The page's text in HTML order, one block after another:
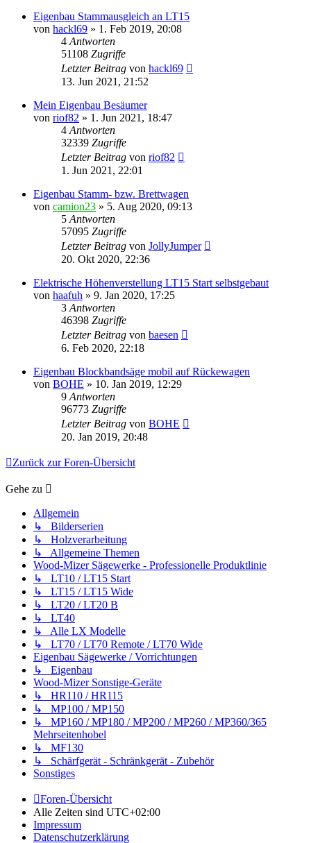
Eigenbau Stammausgleich an LT15
von hackl69 » 1. Feb 2019, 20:08
4 Antworten
51108 Zugriffe
Letzter Beitrag von hackl69
13. Jun 2021, 21:52
Mein Eigenbau Besäumer
von riof82 » 1. Jun 2021, 18:47
4 Antworten
32339 Zugriffe
Letzter Beitrag von riof82
1. Jun 2021, 22:01
Eigenbau Stamm- bzw. Brettwagen
von camion23 » 5. Aug 2020, 09:13
5 Antworten
57095 Zugriffe
Letzter Beitrag von JollyJumper
20. Okt 2020, 22:36
Elektrische Höhenverstellung LT15 Start selbstgebaut
von haafuh » 9. Jan 2020, 17:25
3 Antworten
46398 Zugriffe
Letzter Beitrag von baesen
6. Feb 2020, 22:18
Eigenbau Blockbandsäge mobil auf Rückewagen
von BOHE » 10. Jan 2019, 12:29
9 Antworten
96773 Zugriffe
Letzter Beitrag von BOHE
20. Jan 2019, 20:48
Zurück zur Foren-Übersicht
Gehe zu
Allgemein
↳ Bilderserien
↳ Holzverarbeitung
↳ Allgemeine Themen
Wood-Mizer Sägewerke - Professionelle Produktlinie
↳ LT10 / LT15 Start
↳ LT15 / LT15 Wide
↳ LT20 / LT20 B
↳ LT40
↳ Alle LX Modelle
↳ LT70 / LT70 Remote / LT70 Wide
Eigenbau Sägewerke / Vorrichtungen
↳ Eigenbau
Wood-Mizer Sonstige-Geräte
↳ HR110 / HR115
↳ MP100 / MP150
↳ MP160 / MP180 / MP200 / MP260 / MP360/365
Mehrseitenhobel
↳ MF130
↳ Schärfgerät - Schränkgerät - Zubehör
Sonstiges
Foren-Übersicht
Alle Zeiten sind UTC+02:00
Impressum
Datenschutzerklärung